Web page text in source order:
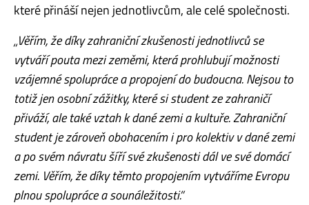
které přináší nejen jednotlivcům, ale celé společnosti.
„Věřím, že díky zahraniční zkušenosti jednotlivců se
vytváří pouta mezi zeměmi, která prohlubují možnosti
vzájemné spolupráce a propojení do budoucna. Nejsou to
totiž jen osobní zážitky, které si student ze zahraničí
přiváží, ale také vztah k dané zemi a kultuře. Zahraniční
student je zároveň obohacením i pro kolektiv v dané zemi
a po svém návratu šíří své zkušenosti dál ve své domácí
zemi. Věřím, že díky těmto propojením vytváříme Evropu
plnou spolupráce a sounáležitosti.”